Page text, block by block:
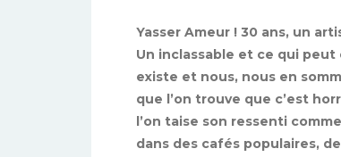
Yasser Ameur ! 30 ans, un
Un inclassable et ce qui
existe et nous, nous en
que l’on trouve que c’est
l’on taise son ressenti
dans des cafés populaires,